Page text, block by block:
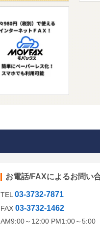
お電話/FAXによるお問い
TEL 03-3732-7871
FAX 03-3732-1462
AM9:00～12:00 PM1:00～5:00